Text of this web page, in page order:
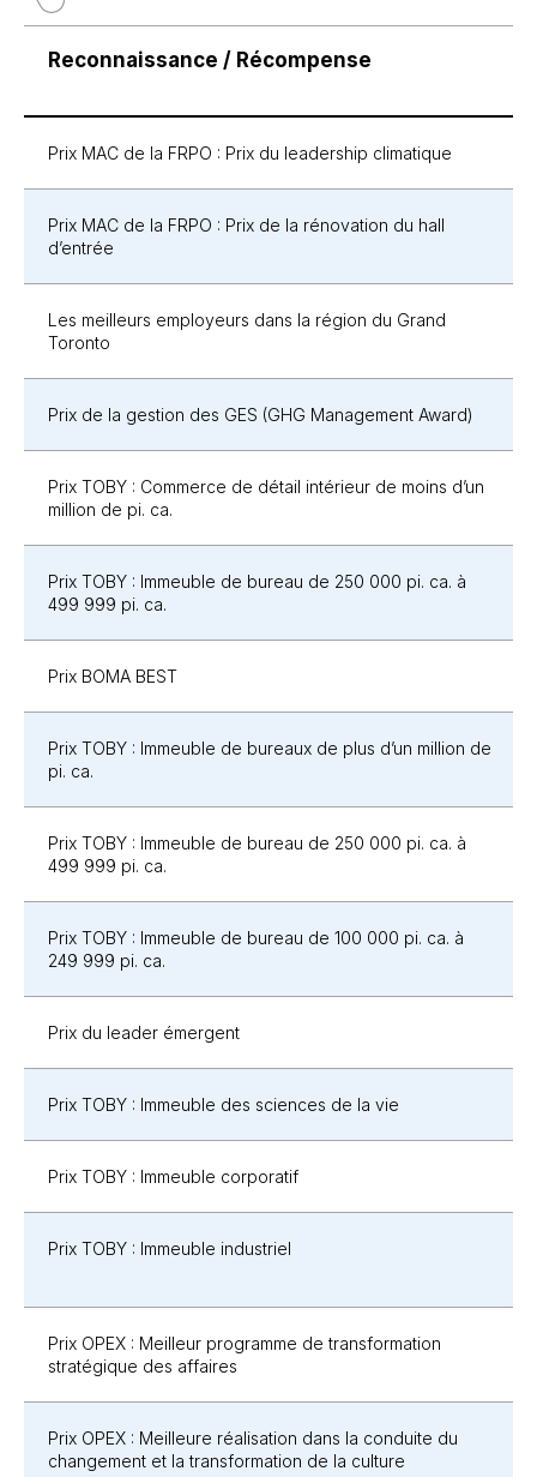
Reconnaissance / Récompense
Prix MAC de la FRPO : Prix du leadership climatique
Prix MAC de la FRPO : Prix de la rénovation du hall
d’entrée
Les meilleurs employeurs dans la région du Grand
Toronto
Prix de la gestion des GES (GHG Management Award)
Prix TOBY : Commerce de détail intérieur de moins d’un
million de pi. ca.
Prix TOBY : Immeuble de bureau de 250 000 pi. ca. à
499 999 pi. ca.
Prix BOMA BEST
Prix TOBY : Immeuble de bureaux de plus d’un million de
pi. ca.
Prix TOBY : Immeuble de bureau de 250 000 pi. ca. à
499 999 pi. ca.
Prix TOBY : Immeuble de bureau de 100 000 pi. ca. à
249 999 pi. ca.
Prix du leader émergent
Prix TOBY : Immeuble des sciences de la vie
Prix TOBY : Immeuble corporatif
Prix TOBY : Immeuble industriel
Prix OPEX : Meilleur programme de transformation
stratégique des affaires
Prix OPEX : Meilleure réalisation dans la conduite du
changement et la transformation de la culture